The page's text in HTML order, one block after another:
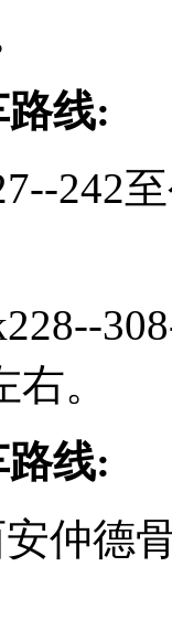
线:
242
--308
。
线:
仲德